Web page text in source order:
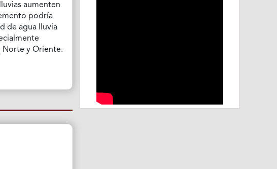
aumenten
podría
de agua lluvia
Norte y Oriente.